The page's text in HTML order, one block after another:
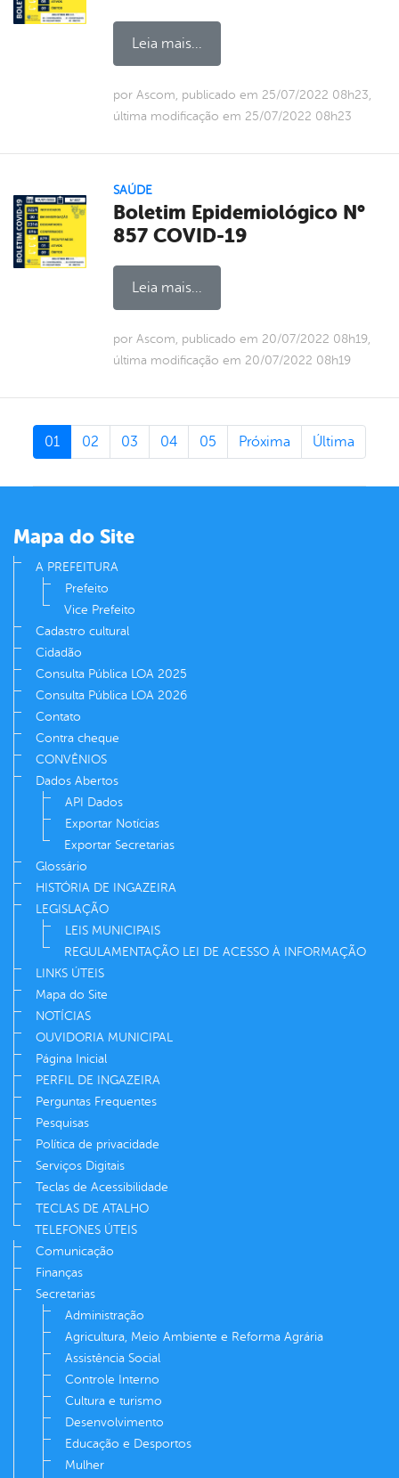
Leia mais...
por Ascom, publicado em 25/07/2022 08h23,
última modificação em 25/07/2022 08h23
SAÚDE
Boletim Epidemiológico N°
857 COVID-19
Leia mais...
por Ascom, publicado em 20/07/2022 08h19,
última modificação em 20/07/2022 08h19
01 02 03 04 05 Próxima Última
Mapa do Site
A PREFEITURA
Prefeito
Vice Prefeito
Cadastro cultural
Cidadão
Consulta Pública LOA 2025
Consulta Pública LOA 2026
Contato
Contra cheque
CONVÊNIOS
Dados Abertos
API Dados
Exportar Notícias
Exportar Secretarias
Glossário
HISTÓRIA DE INGAZEIRA
LEGISLAÇÃO
LEIS MUNICIPAIS
REGULAMENTAÇÃO LEI DE ACESSO À INFORMAÇÃO
LINKS ÚTEIS
Mapa do Site
NOTÍCIAS
OUVIDORIA MUNICIPAL
Página Inicial
PERFIL DE INGAZEIRA
Perguntas Frequentes
Pesquisas
Política de privacidade
Serviços Digitais
Teclas de Acessibilidade
TECLAS DE ATALHO
TELEFONES ÚTEIS
Comunicação
Finanças
Secretarias
Administração
Agricultura, Meio Ambiente e Reforma Agrária
Assistência Social
Controle Interno
Cultura e turismo
Desenvolvimento
Educação e Desportos
Mulher